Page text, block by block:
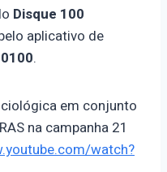
Disque 100
aplicativo de
.
em conjunto
na campanha 21
watch?